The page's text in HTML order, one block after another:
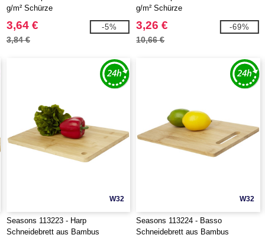
g/m² Schürze
3,64 €
3,84 €
-5%
g/m² Schürze
3,26 €
10,66 €
-69%
W32
Seasons 113223 - Harp
Schneidebrett aus Bambus
W32
Seasons 113224 - Basso
Schneidebrett aus Bambus